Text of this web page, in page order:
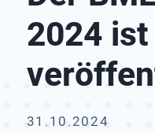
2024 ist
31.10.2024